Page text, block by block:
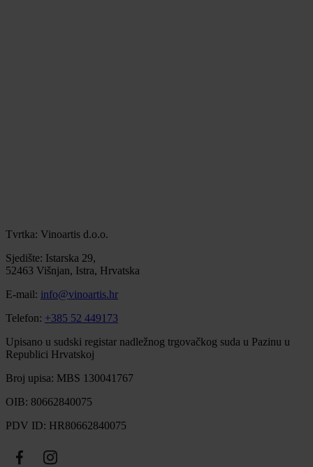
Tvrtka: Vinoartis d.o.o.
Sjedište: Istarska 29,
52463 Višnjan, Istra, Hrvatska
E-mail: info@vinoartis.hr
Telefon: +385 52 449173
Upisano u sudski registar nadležnog trgovačkog suda u Pazinu u
Republici Hrvatskoj
Broj upisa: MBS 130041767
OIB: 80662840075
PDV ID: HR80662840075